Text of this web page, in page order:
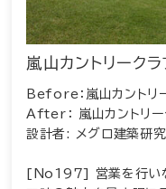
嵐山カントリーク
Before：嵐山カントリ
After： 嵐山カントリー
設計者: メグロ建築研
[No197] 営業を行い